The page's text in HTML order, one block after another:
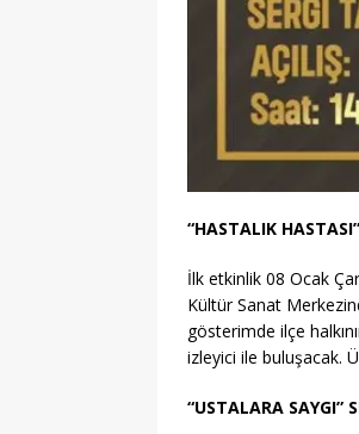
“HASTALIK
İlk etkinlik 08 Ocak
Kültür Sanat
gösterimde ilçe
izleyici ile buluşacak.
“USTALARA SAYGI”